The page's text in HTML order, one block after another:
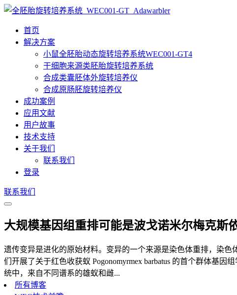
首页
解决方案
小鼠全胚胎动态旋转培养系统WEC001-GT4
干细胞来源类胚胎旋转培养系统
合成类囊胚体外旋转培养仪
合成原肠胚旋转培养仪
成功案例
应用文献
用户故事
技术支持
关于我们
联系我们
登录
联系我们
大规模基因组重排可能是波戈诺米尔梅克斯
遗传变异是进化的原始材料。变异的一个来源是染色体重排，染
们开展了关于红色收获蚁 Pogonomyrmex barbatus 的首个群体基
统中，来自不同谱系的雄蚁和雌...
所有博客